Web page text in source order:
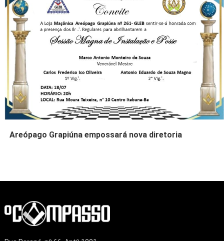
Areópago Grapiúna empossará nova diretoria